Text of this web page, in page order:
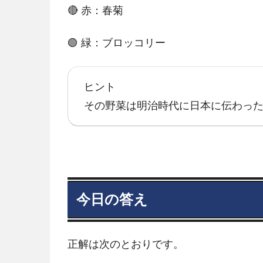
🔴 赤：春菊
🟢 緑：ブロッコリー
ヒント
その野菜は明治時代に日本に伝わっ
今日の答え
正解は次のとおりです。